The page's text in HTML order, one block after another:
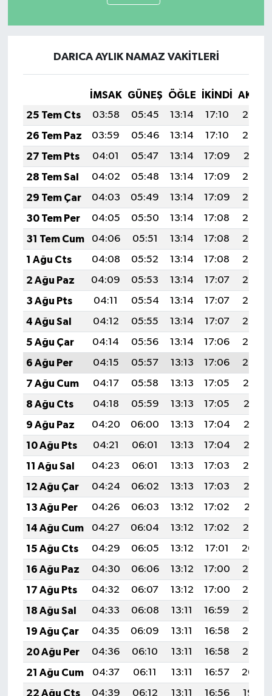
DARICA AYLIK NAMAZ VAKITLERI
İMSAK GÜNEŞ ÖĞLE İKINDI
25 Tem Cts
03:58 05:45 13:14 17:10
20:33
26 Tem Paz
03:59 05:46 13:14 17:10
20:32
27 Tem Pts
04:01 05:47 13:14 17:09
20:31
28 Tem Sal
04:02 05:48 13:14 17:09
20:30
29 Tem Çar
04:03 05:49 13:14 17:09
20:29
30 Tem Per
04:05 05:50 13:14 17:08
20:28
31 Tem Cum
04:06 05:51 13:14 17:08
20:27
1 Ağu Cts
04:08 05:52 13:14 17:08
20:26
2 Ağu Paz
04:09 05:53 13:14 17:07
20:25
3 Ağu Pts
04:11 05:54 13:14 17:07
20:24
4 Ağu Sal
04:12 05:55 13:14 17:07
20:23
5 Ağu Çar
04:14 05:56 13:14 17:06
20:22
6 Ağu Per
04:15 05:57 13:13 17:06
20:20
7 Ağu Cum
04:17 05:58 13:13 17:05
20:19
8 Ağu Cts
04:18 05:59 13:13 17:05
20:18
9 Ağu Paz
04:20 06:00 13:13 17:04
20:17
10 Ağu Pts
04:21 06:01 13:13 17:04
20:15
11 Ağu Sal
04:23 06:01 13:13 17:03
20:14
12 Ağu Çar
04:24 06:02 13:13 17:03
20:13
13 Ağu Per
04:26 06:03 13:12 17:02
20:11
14 Ağu Cum
04:27 06:04 13:12 17:02
20:10
15 Ağu Cts
04:29 06:05 13:12 17:01
20:09
16 Ağu Paz
04:30 06:06 13:12 17:00
20:07
17 Ağu Pts
04:32 06:07 13:12 17:00
20:06
18 Ağu Sal
04:33 06:08 13:11 16:59
20:05
19 Ağu Çar
04:35 06:09 13:11 16:58
20:03
20 Ağu Per
04:36 06:10 13:11 16:58
20:02
21 Ağu Cum
04:37 06:11 13:11 16:57
20:00
22 Ağu Cts
04:39 06:12 13:11 16:56
19:59